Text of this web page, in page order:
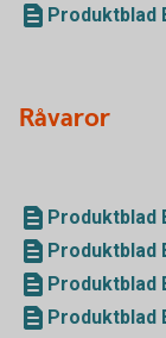
Produktblad
Råvaror
Produktblad
Produktblad
Produktblad
Produktblad